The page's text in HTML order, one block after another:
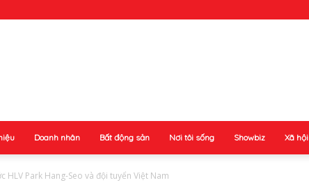
Doanh nhân Bất động sản Nơi tôi sống Showbiz Xã hội
HLV Park Hang-Seo và đội tuyển Việt Nam